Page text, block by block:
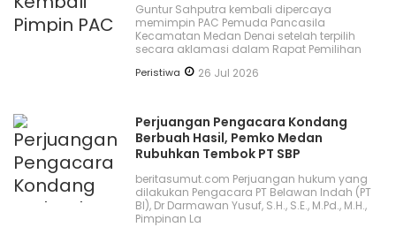
Guntur Sahputra kembali dipercaya
memimpin PAC Pemuda Pancasila
Kecamatan Medan Denai setelah terpilih
secara aklamasi dalam Rapat Pemilihan
Peristiwa 26 Jul 2026
Perjuangan Pengacara Kondang
Berbuah Hasil, Pemko Medan
Rubuhkan Tembok PT SBP
beritasumut.com Perjuangan hukum yang
dilakukan Pengacara PT Belawan Indah (PT
BI), Dr Darmawan Yusuf, S.H., S.E., M.Pd., M.H.,
Pimpinan La